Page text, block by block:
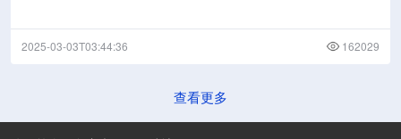
2025-03-03T03:44:36 162029
查看更多